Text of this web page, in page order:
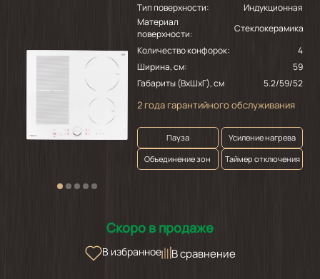
Тип поверхности:
Индукционная
Материал
поверхности:
Стеклокерамика
Количество конфорок:
4
Ширина, см:
59
Габариты (ВхШхГ), см
5.2/59/52
2 года гарантийного обслуживания
Пауза
Усиление нагрева
Объединение зон
Таймер отключения
Скоро в продаже
В избранное В сравнение